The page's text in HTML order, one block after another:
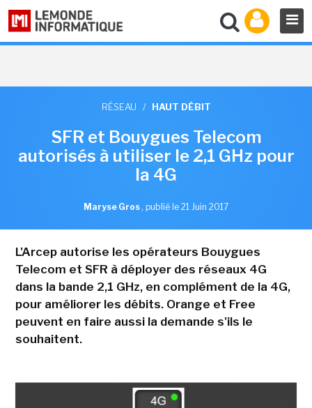
RÉSEAU / HAUT DÉBIT
SFR et Bouygues Telecom
autorisés à utiliser le 2,1 GHz pour
la 4G
Maryse Gros , publié le 21 Juin 2017
L'Arcep autorise les opérateurs Bouygues
Telecom et SFR à déployer des réseaux 4G
dans la bande 2,1 GHz, en complément de la 4G,
pour améliorer les débits. Orange et Free
peuvent en faire aussi la demande s'ils le
souhaitent.